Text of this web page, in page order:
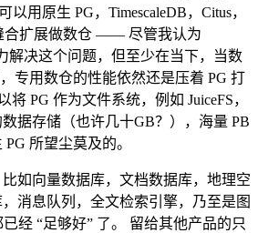
用原生 PG，TimescaleDB，Citus，
合扩展做数仓 —— 尽管我认为
解决这个问题，但至少在当下，当数
专用数仓的性能依然还是压着 PG 打
将 PG 作为文件系统，例如 JuiceFS，
据存储（也许几十GB？），海量 PB
所望尘莫及的。
如向量数据库，文档数据库，地理空
消息队列，全文检索引擎，乃至是图
已经 “足够好” 了。 留给其他产品的只